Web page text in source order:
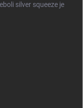
silver squeeze je